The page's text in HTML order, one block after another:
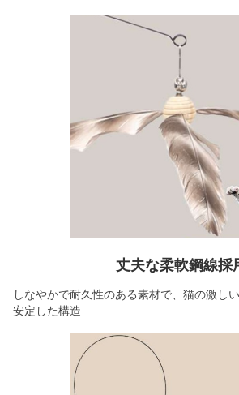
丈夫な柔軟鋼線採
しなやかで耐久性のある素材で、猫の激し
安定した構造